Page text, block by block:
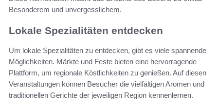
Besonderem und unvergesslichem.
Lokale Spezialitäten entdecken
Um lokale Spezialitäten zu entdecken, gibt es viele spannende
Möglichkeiten. Märkte und Feste bieten eine hervorragende
Plattform, um regionale Köstlichkeiten zu genießen. Auf diesen
Veranstaltungen können Besucher die vielfältigen Aromen und
traditionellen Gerichte der jeweiligen Region kennenlernen.